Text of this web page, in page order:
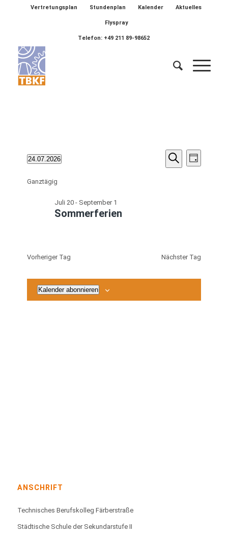
Vertretungsplan Stundenplan Kalender Aktuelles
Flyspray
Telefon: +49 211 89-98652
Veranstaltungen
für
Suche
Suche
Tag
24.07.2026
wählen.
Ganztägig
Sommerferien
Juli 20 - September 1
Vorheriger Tag Nächster Tag
Kalender abonnieren
ANSCHRIFT
Technisches Berufskolleg Färberstraße
Städtische Schule der Sekundarstufe II